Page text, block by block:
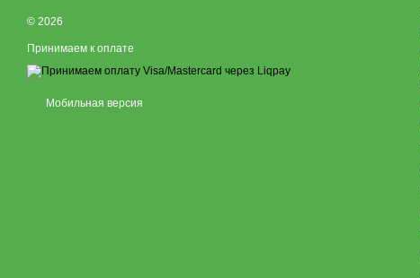
© 2026
Принимаем к оплате
Мобильная версия